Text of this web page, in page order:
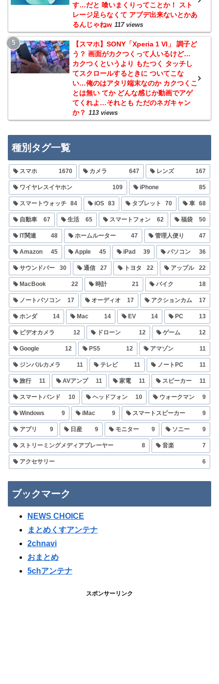
す…だと 喰いまくりってことか！ スト
レージ足らなくて アプデ出来ないとかあ
るんじゃねw 117 views
【スマホ】SONY「Xperia 1 VI」 調子ど
う？ 画面がカクつくって人いるけど…
カクつくというより もたつく タッチし
てスクロールするときに ついてこな
い…俺のはアタリ端末なのか カクつくこ
とは無い てか どんな感じか動画でアゲ
てくれよ…それとも ただのネガキャン
か？ 113 views
種別タグ一覧
スマホ 1670 カメラ 647 レンズ 167
ワイヤレスイヤホン 109 iPhone 85
スマートウォッチ 84 iOS 83 タブレット 70 車 68
自動車 67 生活 65 スマートフォン 62 福袋 50
IT関連 48 ホームルーター 47 管理人便り 47
Amazon 45 Apple 45 iPad 39 パソコン 36
サウンドバー 30 通信 27 トヨタ 22 アップル 22
MacBook 22 時計 21 バイク 18
ノートパソコン 17 オーディオ 17 アクションカム 17
ホンダ 14 Mac 14 EV 14 PC 13
ビデオカメラ 12 ドローン 12 ゲーム 12
Google 12 PS5 12 アマゾン 11
ジンバルカメラ 11 テレビ 11 ノートPC 11
旅行 11 AVアンプ 11 家電 11 スピーカー 11
スマートバンド 10 ヘッドフォン 10 ウォークマン 9
Windows 9 iMac 9 スマートスピーカー 9
アプリ 9 日産 9 モニター 9 ソニー 9
ストリーミングメディアプレーヤー 8 音楽 7
アクセサリー 6
ブックマーク
NEWS CHOICE
まとめくすアンテナ
2chnavi
おまとめ
5chアンテナ
スポンサーリンク